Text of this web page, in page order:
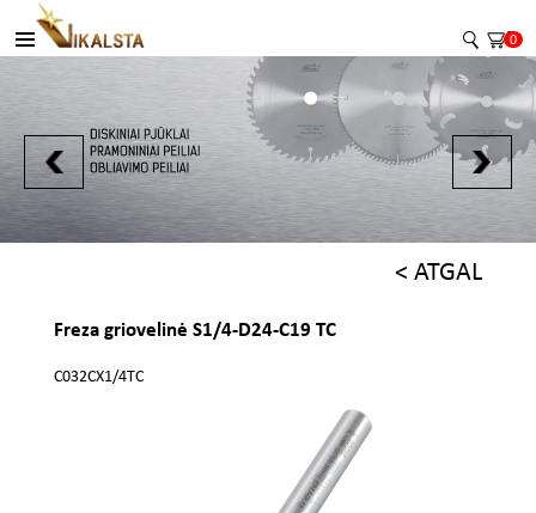
0
< ATGAL
Freza griovelinė S1/4-D24-C19 TC
C032CX1/4TC